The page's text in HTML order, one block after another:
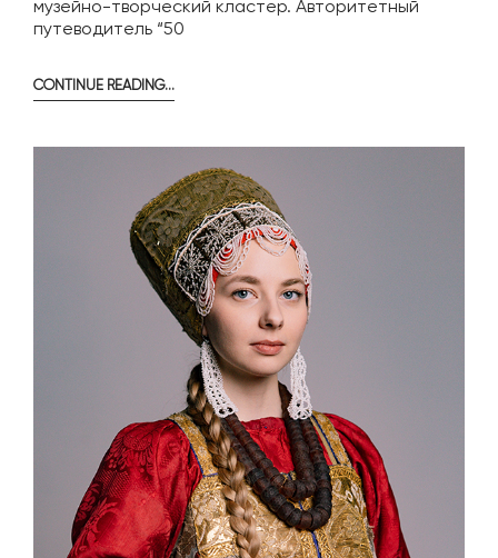
музейно-творческий кластер. Авторитетный
путеводитель “50
CONTINUE READING…
ВОШЁЛ
ЧИСЛО
ПЯТИ
ЛУЧШИХ
ОБЪЕКТОВ
ГАСТРОНОМИЧЕСКОГО
ТУРИЗМА
РОССИИ!